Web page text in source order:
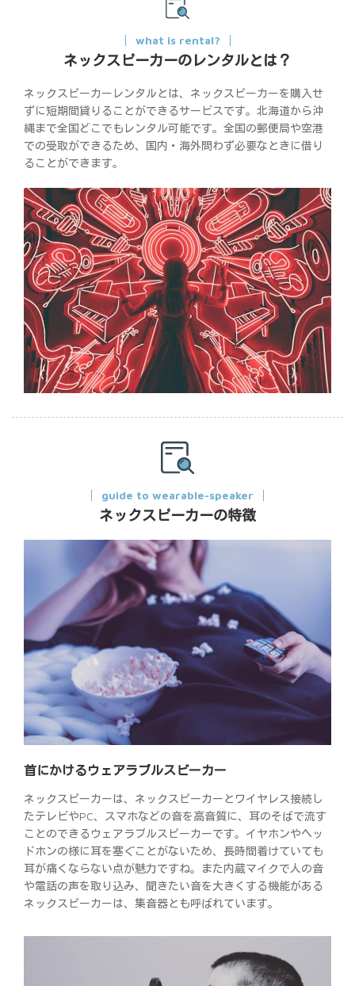
what is rental?
ネックスピーカーのレンタルとは？
ネックスピーカーレンタルとは、ネックスピーカーを購入せ
ずに短期間貸りることができるサービスです。北海道から沖
縄まで全国どこでもレンタル可能です。全国の郵便局や空港
での受取ができるため、国内・海外問わず必要なときに借り
ることができます。
guide to wearable-speaker
ネックスピーカーの特徴
首にかけるウェアラブルスピーカー
ネックスピーカーは、ネックスピーカーとワイヤレス接続し
たテレビやPC、スマホなどの音を高音質に、耳のそばで流す
ことのできるウェアラブルスピーカーです。イヤホンやヘッ
ドホンの様に耳を塞ぐことがないため、長時間着けていても
耳が痛くならない点が魅力ですね。また内蔵マイクで人の音
や電話の声を取り込み、聞きたい音を大きくする機能がある
ネックスピーカーは、集音器とも呼ばれています。